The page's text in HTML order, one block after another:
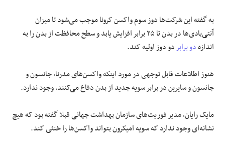
به گفته این شرکت‌ها دوز سوم واکسن کرونا موجب می‌شود تا میزان
آنتی‌بادی‌ها در بدن تا ۲۵ برابر افزایش یابد و سطح محافظت از بدن را به
اندازهدو برابردو دوز اولیه کند.
هنوز اطلاعات قابل توجهی در مورد اینکه واکسن‌های مدرنا، جانسون و
جانسون و سایرین در برابر سویه جدید از بدن دفاع می‌کنند، وجود ندارد.
مایک رایان، مدیر فوریت‌های سازمان بهداشت جهانی قبلا گفته بود که هیچ
نشانه‌ای وجود ندارد که سویه امیکرون بتواند واکسن‌ها را خنثی کند.